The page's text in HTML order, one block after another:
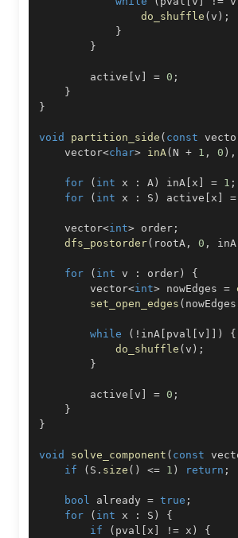
do_shuffle (v ) ;
}
}
        active
[v ] = 0 ;
}
}
void partition_side ( const
    vector
<char> inA ( N + 1 , 0 ) ,
for ( int x : A ) inA [ x ] = 1 ;
for
( int x : S ) active [ x ] =
    vector
<int> order ;
dfs_postorder( rootA , 0 , inA
for ( int v : order)
{
        vector
<int> nowEdges =
set_open_edges ( nowEdges
while ( ! inA [ pval [v ] ] )
{
do_shuffle (v ) ;
}
        active
[v ] = 0 ;
}
}
void solve_component ( const
if
( S . size ( ) <= 1 ) return ;
bool already = true ;
for
( int x : S )
{
if
( pval [ x ] != x )
{